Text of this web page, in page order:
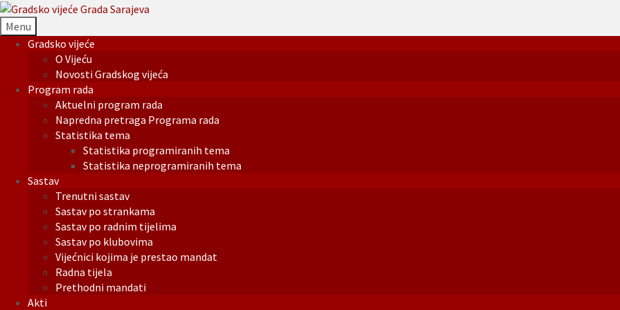
Menu
Gradsko vijeće
O Vijeću
Novosti Gradskog vijeća
Program rada
Aktuelni program rada
Napredna pretraga Programa rada
Statistika tema
Statistika programiranih tema
Statistika neprogramiranih tema
Sastav
Trenutni sastav
Sastav po strankama
Sastav po radnim tijelima
Sastav po klubovima
Vijećnici kojima je prestao mandat
Radna tijela
Prethodni mandati
Akti